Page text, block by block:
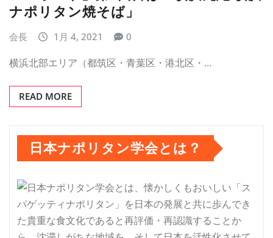
ナポリタン焼そば」
会長 1月 4, 2021 0
横浜北部エリア（都筑区・青葉区・港北区・…
READ MORE
日本ナポリタン学会とは？